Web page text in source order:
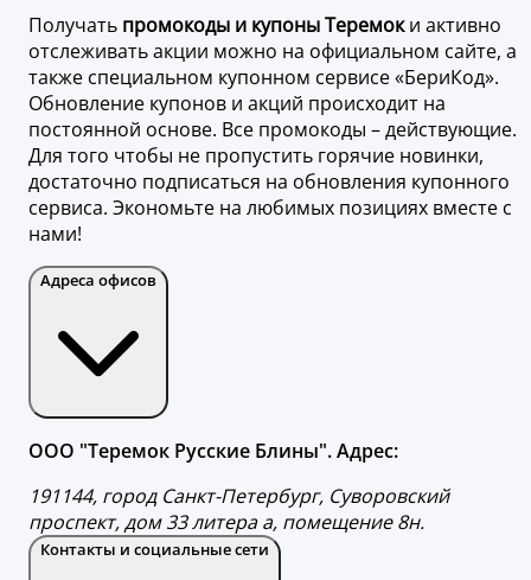
Получать промокоды и купоны Теремоки активно
отслеживать акции можно на официальном сайте, а
также специальном купонном сервисе «БериКод».
Обновление купонов и акций происходит на
постоянной основе. Все промокоды – действующие.
Для того чтобы не пропустить горячие новинки,
достаточно подписаться на обновления купонного
сервиса. Экономьте на любимых позициях вместе с
нами!
Адреса офисов
ООО "Теремок Русские Блины". Адрес:
191144, город Санкт-Петербург, Суворовский
проспект, дом 33 литера а, помещение 8н.
Контакты и социальные сети